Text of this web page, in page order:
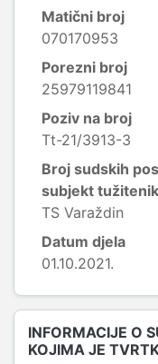
Matični broj
070170953
Porezni broj
25979119841
Poziv na broj
Tt-21/3913-3
Broj sudskih
subjekt tužitenik
TS Varaždin
Datum djela
01.10.2021.
INFORMACIJE O
KOJIMA JE